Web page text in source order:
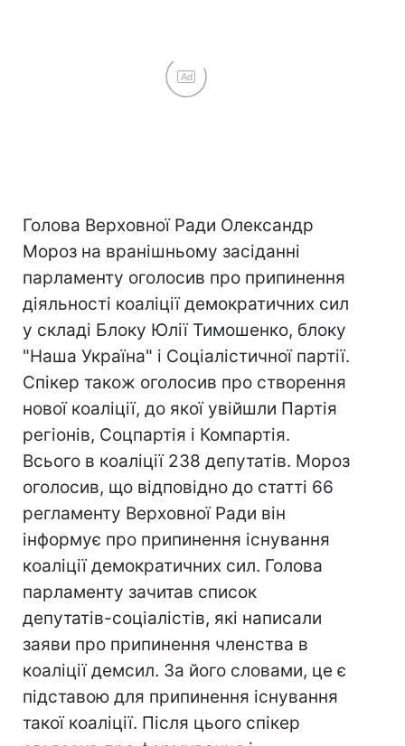
Ad
Голова Верховної Ради Олександр
Мороз на вранішньому засіданні
парламенту оголосив про припинення
діяльності коаліції демократичних сил
у складі Блоку Юлії Тимошенко, блоку
"Наша Україна" і Соціалістичної партії.
Спікер також оголосив про створення
нової коаліції, до якої увійшли Партія
регіонів, Соцпартія і Компартія.
Всього в коаліції 238 депутатів. Мороз
оголосив, що відповідно до статті 66
регламенту Верховної Ради він
інформує про припинення існування
коаліції демократичних сил. Голова
парламенту зачитав список
депутатів-соціалістів, які написали
заяви про припинення членства в
коаліції демсил. За його словами, це є
підставою для припинення існування
такої коаліції. Після цього спікер